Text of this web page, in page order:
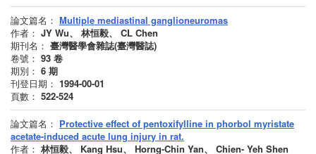
論文篇名： Multiple mediastinal ganglioneuromas
作者： JY Wu、 林恒毅、 CL Chen
期刊名： 臺灣醫學會雜誌(臺灣醫誌)
卷號： 93 卷
期別： 6 期
刊登日期： 1994-00-01
頁數： 522-524
論文篇名： Protective effect of pentoxifylline in phorbol myristate
acetate-induced acute lung injury in rat.
作者： 林恒毅、 Kang Hsu、 Horng-Chin Yan、 Chien- Yeh Shen